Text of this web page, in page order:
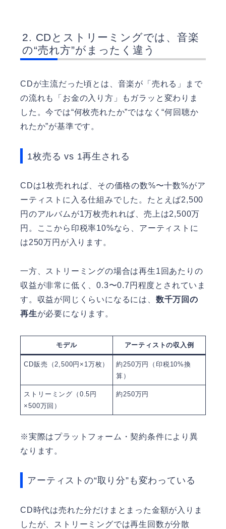
CDとストリーミングでは、音楽
の“売れ方”がまったく違う
CDが主流だった頃とは、音楽が「売れる」まで
の流れも「お金の入り方」もガラッと変わりま
した。今では“何枚売れたか”ではなく“何回聴か
れたか”が基準です。
1枚売る vs 1再生される
CDは1枚売れれば、その価格の数%〜十数%がア
ーティストに入る仕組みでした。たとえば2,500
円のアルバムが1万枚売れれば、売上は2,500万
円。ここから印税率10%なら、アーティストに
は250万円が入ります。
一方、ストリーミングの場合は再生1回あたりの
収益が非常に低く、0.3〜0.7円程度とされていま
す。収益が同じくらいになるには、 数千万回の
再生が必要になります。
モデル アーティストの収入例
CD販売（2,500円×1万枚）
約250万円（印税10%換
算）
ストリーミング（0.5円
×500万回）
約250万円
※実際はプラットフォーム・契約条件により異
なります。
アーティストの“取り分”も変わっている
CD時代は売れた分だけまとまった金額が入りま
したが、ストリーミングでは再生回数が分散